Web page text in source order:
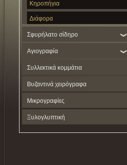
Κηροπήγια
Διάφορα
Σφυρήλατο σίδηρο
Αγιογραφία
Συλλεκτικά κομμάτια
Βυζαντινά χειρόγραφα
Μικρογραφίες
Ξυλογλυπτική